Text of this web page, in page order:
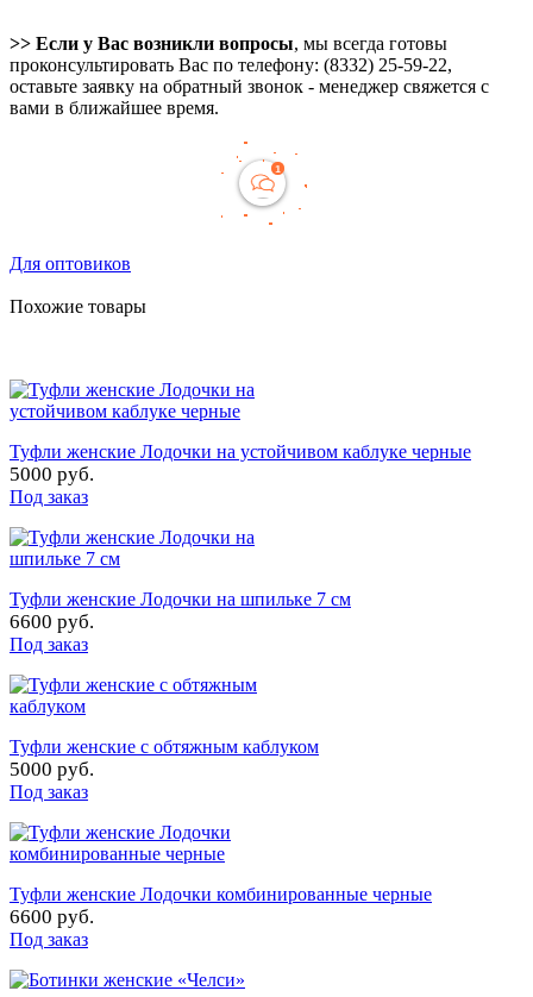
>> Если у Вас возникли вопросы, мы всегда готовы
проконсультировать Вас по телефону: (8332) 25-59-22,
оставьте заявку на обратный звонок - менеджер свяжется с
вами в ближайшее время.
Для оптовиков
Похожие товары
Туфли женские Лодочки на устойчивом каблуке черные
5000 руб.
Под заказ
Туфли женские Лодочки на шпильке 7 см
6600 руб.
Под заказ
Туфли женские с обтяжным каблуком
5000 руб.
Под заказ
Туфли женские Лодочки комбинированные черные
6600 руб.
Под заказ